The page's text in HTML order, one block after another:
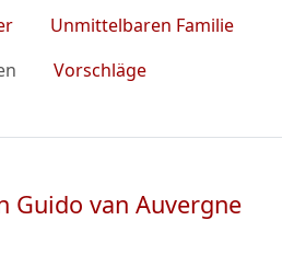
Unmittelbaren Familie
Vorschläge
Guido van Auvergne